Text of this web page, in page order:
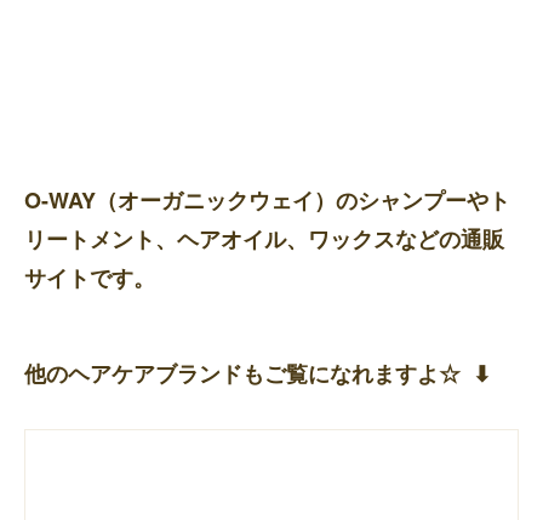
O-WAY（オーガニックウェイ）のシャンプーやト
リートメント、ヘアオイル、ワックスなどの通販
サイトです。
他のヘアケアブランドもご覧になれますよ☆ ⬇︎